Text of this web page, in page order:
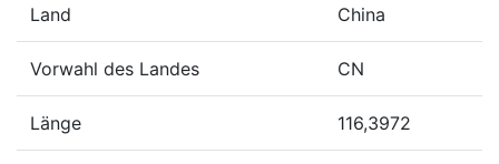
Land China
Vorwahl des Landes CN
Länge 116,3972